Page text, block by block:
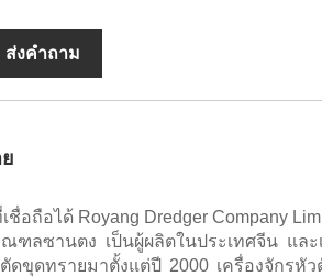
ส่งคำถาม
ชื่อถือได้ Royang Dredger Company
ฑลซานตง เป็นผู้ผลิตในประเทศจีน และ
ดขุดทรายมาตั้งแต่ปี 2000 เครื่องจักรหั